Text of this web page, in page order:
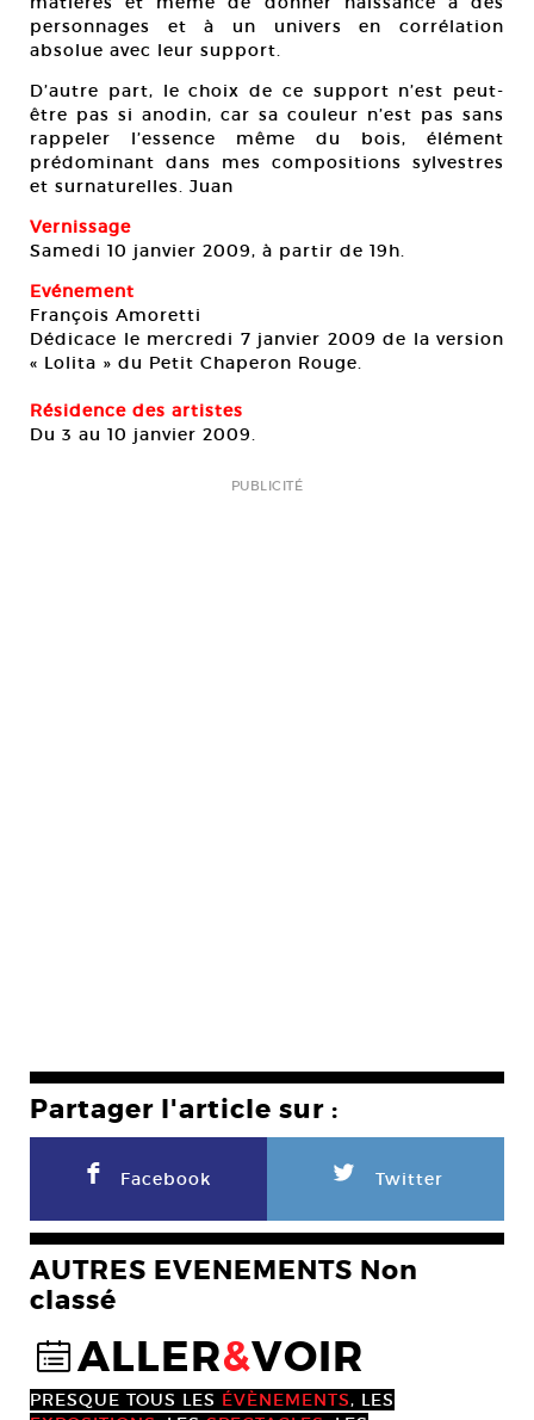
personnages et à un univers en corrélation
absolue avec leur support.
D’autre part, le choix de ce support n’est peut-
être pas si anodin, car sa couleur n’est pas sans
rappeler l’essence même du bois, élément
prédominant dans mes compositions sylvestres
et surnaturelles. Juan
Vernissage
Samedi 10 janvier 2009, à partir de 19h.
Evénement
François Amoretti
Dédicace le mercredi 7 janvier 2009 de la version
« Lolita » du Petit Chaperon Rouge.
Résidence des artistes
Du 3 au 10 janvier 2009.
PUBLICITÉ
Partager l'article sur :
F Facebook L Twitter
AUTRES EVENEMENTS Non
classé
@ALLER&VOIR
PRESQUE TOUS LES ÉVÈNEMENTS, LES